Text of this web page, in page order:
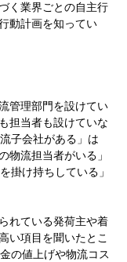
く業界ごとの自主行
動計画を知ってい
管理部門を設けてい
担当者も設けていな
子会社がある」は
物流担当者がいる」
掛け持ちしている」
れている発荷主や着
い項目を聞いたとこ
の値上げや物流コス